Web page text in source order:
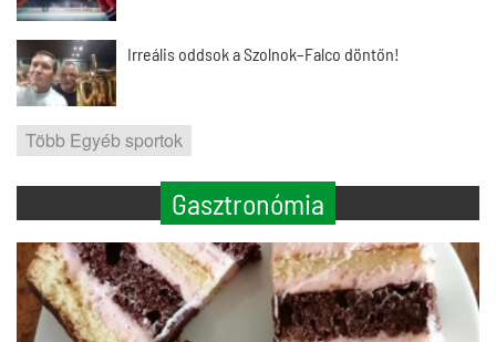
Irreális oddsok a Szolnok–Falco döntőn!
Több Egyéb sportok
Gasztronómia